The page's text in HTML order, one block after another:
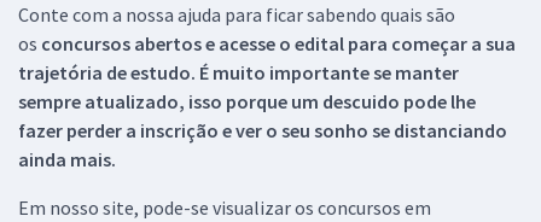
Conte com a nossa ajuda para ficar sabendo quais são
os concursos abertos e acesse o edital para começar a sua
trajetória de estudo. É muito importante se manter
sempre atualizado, isso porque um descuido pode lhe
fazer perder a inscrição e ver o seu sonho se distanciando
ainda mais.
Em nosso site, pode-se visualizar os concursos em